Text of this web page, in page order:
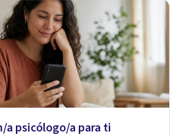
a psicólogo/a para ti